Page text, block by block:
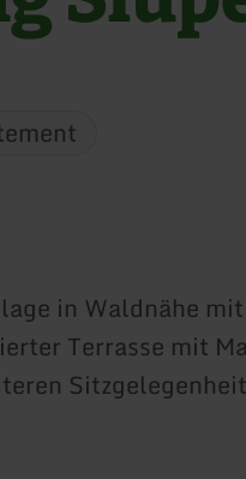
in Waldnähe mit
Terrasse mit